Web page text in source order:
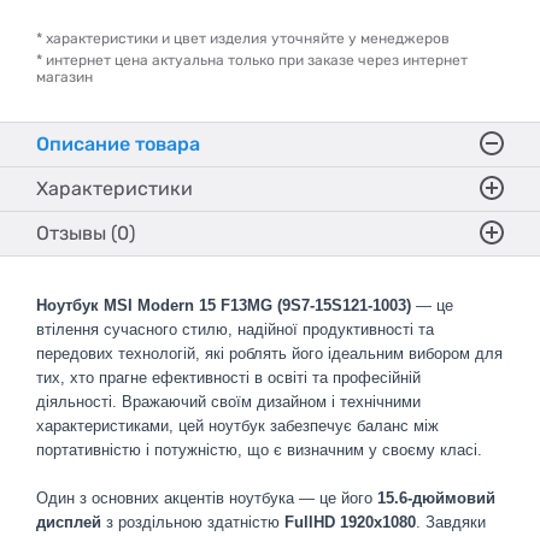
* характеристики и цвет изделия уточняйте у менеджеров
* интернет цена актуальна только при заказе через интернет
магазин
Описание товара
Характеристики
Отзывы (0)
Ноутбук MSI Modern 15 F13MG (9S7-15S121-1003) — це
втілення сучасного стилю, надійної продуктивності та
передових технологій, які роблять його ідеальним вибором для
тих, хто прагне ефективності в освіті та професійній
діяльності. Вражаючий своїм дизайном і технічними
характеристиками, цей ноутбук забезпечує баланс між
портативністю і потужністю, що є визначним у своєму класі.
Один з основних акцентів ноутбука — це його 15.6-дюймовий
дисплей з роздільною здатністю FullHD 1920x1080. Завдяки